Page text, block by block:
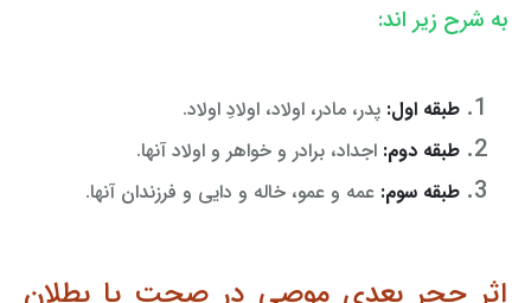
به شرح زیر اند:
طبقه اول: پدر، مادر، اولاد، اولادِ اولاد.
طبقه دوم: اجداد، برادر و خواهر و اولاد آنها.
طبقه سوم: عمه و عمو، خاله و دایی و فرزندان آنها.